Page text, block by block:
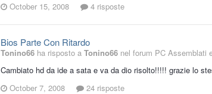
October 15, 2008
4 risposte
Bios Parte Con Ritardo
Tonino66 ha risposto a Tonino66 nel forum PC Assemblati
Cambiato hd da ide a sata e va da dio risolto!!!!! grazie lo
October 7, 2008
24 risposte